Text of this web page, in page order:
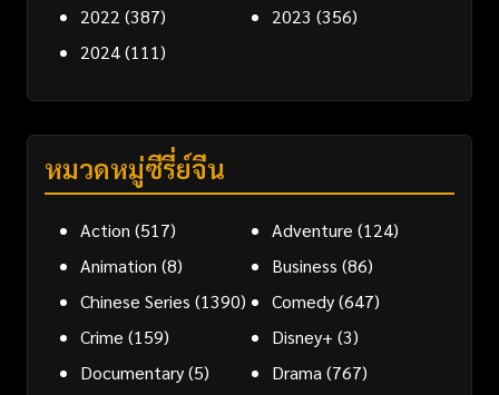
2022 (387) 2023 (356)
2024(111)
หมวดหมู่ซีรี่ย์จีน
Action (517) Adventure (124)
Animation (8) Business (86)
Chinese Series (1390) Comedy(647)
Crime (159) Disney+ (3)
Documentary(5) Drama(767)